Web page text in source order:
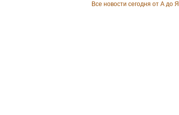
Все новости сегодня от А до Я